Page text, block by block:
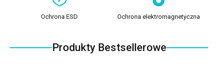
Ochrona ESD Ochrona elektromagnetyczna
Produkty Bestsellerowe